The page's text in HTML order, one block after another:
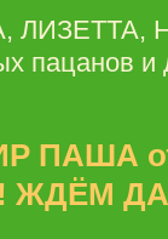
ЛИЗЕТТА,
пацанов и
ПАША
ЖДЁМ